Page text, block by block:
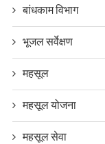
बांधकाम विभाग
भूजल सर्वेक्षण
महसूल
महसूल योजना
महसूल सेवा